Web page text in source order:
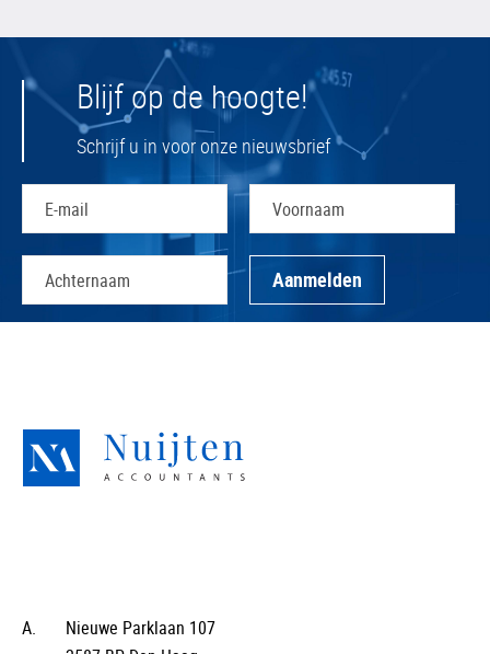
Blijf op de hoogte!
Schrijf u in voor onze nieuwsbrief
A.
Nieuwe Parklaan 107